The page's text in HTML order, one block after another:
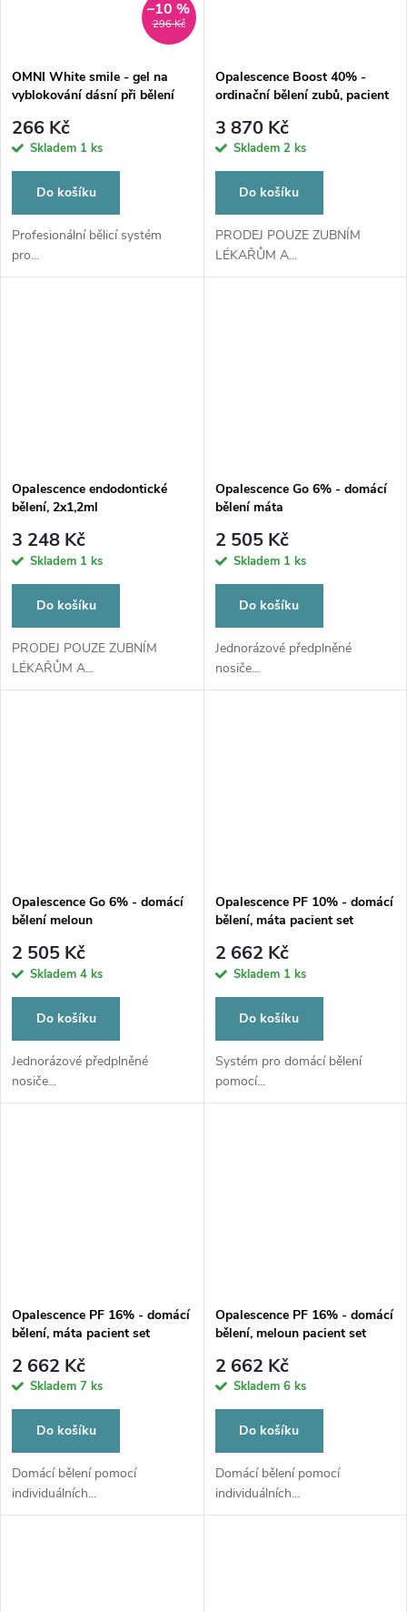
296 Kč
–10 %
OMNI White smile - gel na
vyblokování dásní při bělení
266 Kč
Skladem 1 ks
Do košíku
Profesionální bělicí systém
pro...
Opalescence Boost 40% -
ordinační bělení zubů, pacient
3 870 Kč
Skladem 2 ks
Do košíku
PRODEJ POUZE ZUBNÍM
LÉKAŘŮM A...
Opalescence endodontické
bělení, 2x1,2ml
3 248 Kč
Skladem 1 ks
Do košíku
PRODEJ POUZE ZUBNÍM
LÉKAŘŮM A...
Opalescence Go 6% - domácí
bělení máta
2 505 Kč
Skladem 1 ks
Do košíku
Jednorázové předplněné
nosiče...
Opalescence Go 6% - domácí
bělení meloun
2 505 Kč
Skladem 4 ks
Do košíku
Jednorázové předplněné
nosiče...
Opalescence PF 10% - domácí
bělení, máta pacient set
2 662 Kč
Skladem 1 ks
Do košíku
Systém pro domácí bělení
pomocí...
Opalescence PF 16% - domácí
bělení, máta pacient set
2 662 Kč
Skladem 7 ks
Do košíku
Domácí bělení pomocí
individuálních...
Opalescence PF 16% - domácí
bělení, meloun pacient set
2 662 Kč
Skladem 6 ks
Do košíku
Domácí bělení pomocí
individuálních...